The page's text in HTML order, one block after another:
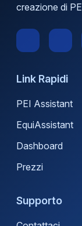
creazione di
Link Rapidi
PEI Assistant
EquiAssistant
Dashboard
Prezzi
Supporto